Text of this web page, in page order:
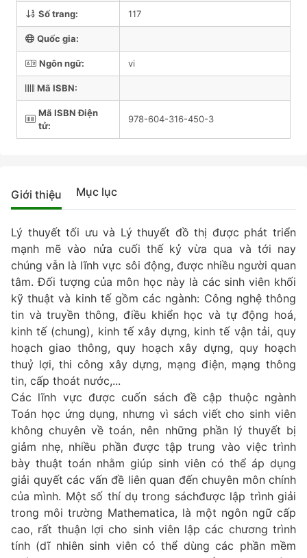
Số trang: 117
Quốc gia:
Ngôn ngữ: vi
Mã ISBN:
Mã ISBN Điện
tử:
978-604-316-450-3
Giới thiệu Mục lục
Lý thuyết tối ưu và Lý thuyết đồ thị được phát triển
mạnh mẽ vào nửa cuối thế kỷ vừa qua và tới nay
chúng vẫn là lĩnh vực sôi động, được nhiều người quan
tâm. Đối tượng của môn học này là các sinh viên khối
kỹ thuật và kinh tế gồm các ngành: Công nghệ thông
tin và truyền thông, điều khiển học và tự động hoá,
kinh tế (chung), kinh tế xây dựng, kinh tế vận tải, quy
hoạch giao thông, quy hoạch xây dựng, quy hoạch
thuỷ lợi, thi công xây dựng, mạng điện, mạng thông
tin, cấp thoát nước,...
Các lĩnh vực được cuốn sách đề cập thuộc ngành
Toán học ứng dụng, nhưng vì sách viết cho sinh viên
không chuyên về toán, nên những phần lý thuyết bị
giảm nhẹ, nhiều phần được tập trung vào việc trình
bày thuật toán nhằm giúp sinh viên có thể áp dụng
giải quyết các vấn đề liên quan đến chuyên môn chính
của mình. Một số thí dụ trong sáchđược lập trình giải
trong môi trường Mathematica, là một ngôn ngữ cấp
cao, rất thuận lợi cho sinh viên lập các chương trình
tính (dĩ nhiên sinh viên có thể dùng các phần mềm